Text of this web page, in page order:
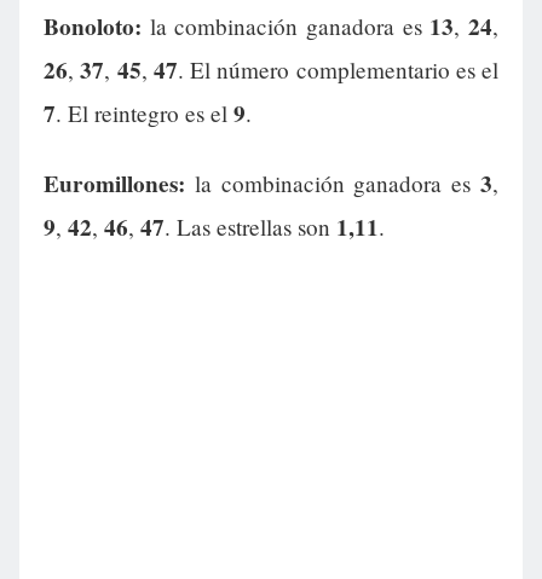
Bonoloto: la combinación ganadora es 13,24,
26,37, 45, 47. El número complementario es el
7. El reintegro es el 9.
Euromillones: la combinación ganadora es 3,
9, 42, 46, 47. Las estrellas son 1,11.